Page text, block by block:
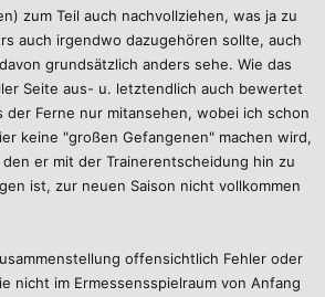
bei einem 2.Ligisten mindestens 50% des
ist, die entweder keine Leistung
passen oder einfach zu schlecht sind.
auch eine Schuld an der Situation, mMn. ist
um ihn zu feuern.
sein, der Bauer vs Tomiak Tausch war
zurück und eine eindeutige
zum Teil auch nachvollziehen, was ja zu
auch irgendwo dazugehören sollte, auch
grundsätzlich anders sehe. Wie das
Seite aus- u. letztendlich auch bewertet
der Ferne nur mitansehen, wobei ich schon
keine "großen Gefangenen" machen wird,
er mit der Trainerentscheidung hin zu
ist, zur neuen Saison nicht vollkommen
offensichtlich Fehler oder
nicht im Ermessensspielraum von Anfang